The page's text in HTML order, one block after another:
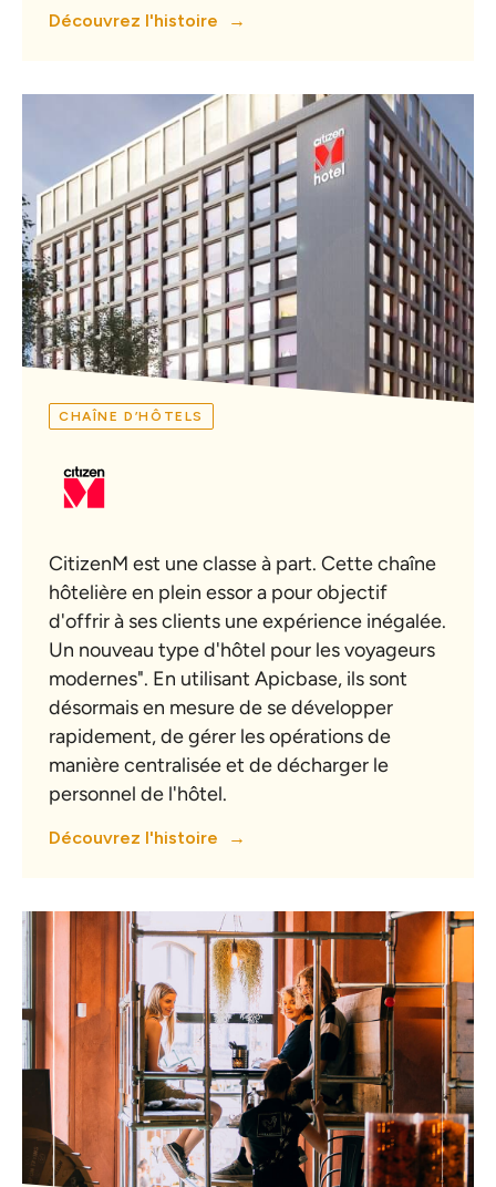
Découvrez l'histoire
CHAÎNE D’HÔTELS
CitizenM est une classe à part. Cette chaîne
hôtelière en plein essor a pour objectif
d'offrir à ses clients une expérience inégalée.
Un nouveau type d'hôtel pour les voyageurs
modernes". En utilisant Apicbase, ils sont
désormais en mesure de se développer
rapidement, de gérer les opérations de
manière centralisée et de décharger le
personnel de l'hôtel.
Découvrez l'histoire